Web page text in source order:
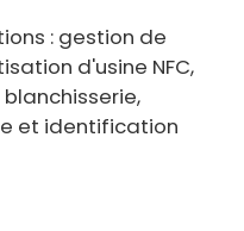
: gestion de
d'usine NFC,
et identification